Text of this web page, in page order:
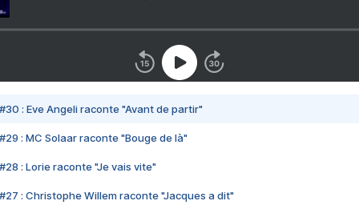
#30 : Eve Angeli raconte "Avant de partir"
#29 : MC Solaar raconte "Bouge de là"
#28 : Lorie raconte "Je vais vite"
#27 : Christophe Willem raconte "Jacques a dit"